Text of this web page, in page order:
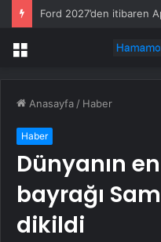
Ford 2027’den itibaren
Menü
Anasayfa / Haber
Haber
Dünyanın
bayrağı
dikildi